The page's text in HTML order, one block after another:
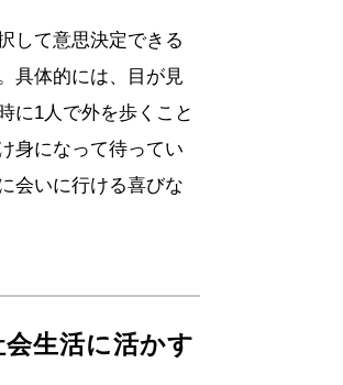
して意思決定できる
具体的には、目が見
に1人で外を歩くこと
身になって待ってい
会いに行ける喜びな
生活に活かす